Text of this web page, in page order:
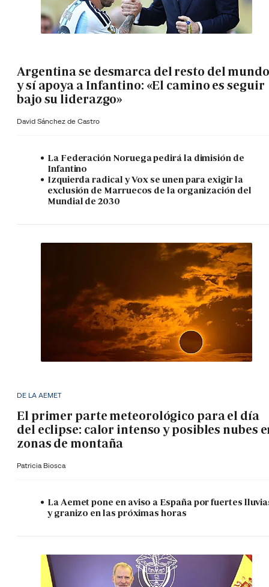
Argentina se desmarca del resto del mundo
y sí apoya a Infantino: «El camino es seguir
bajo su liderazgo»
David Sánchez de Castro
La Federación Noruega pedirá la dimisión de
Infantino
Izquierda radical y Vox se unen para exigir la
exclusión de Marruecos de la organización del
Mundial de 2030
DE LA AEMET
El primer parte meteorológico para el día
del eclipse: calor intenso y posibles nubes
zonas de montaña
Patricia Biosca
La Aemet pone en aviso a España por fuertes
y granizo en las próximas horas